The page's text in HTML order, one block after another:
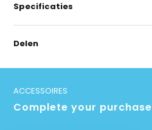
Specificaties
Delen
ACCESSOIRES
Complete your purchase